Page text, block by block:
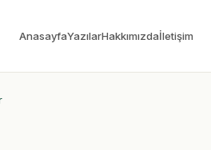
AnasayfaYazılarHakkımızdaİletişim